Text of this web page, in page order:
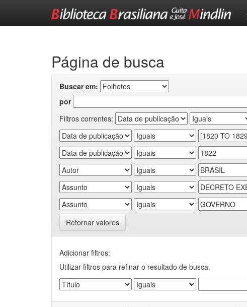
Página de busca
Buscar em:
por
Filtros correntes:
Retornar valores
Adicionar filtros:
Utilizar filtros para refinar o resultado de busca.